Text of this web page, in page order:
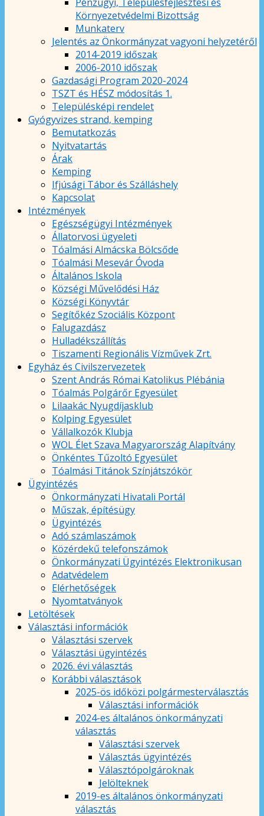
Környezetvédelmi Bizottság
Munkaterv
Jelentés az Önkormányzat vagyoni helyzetéről
2014-2019 időszak
2006-2010 időszak
Gazdasági Program 2020-2024
TSZT és HÉSZ módosítás 1.
Településképi rendelet
Gyógyvizes strand, kemping
Bemutatkozás
Nyitvatartás
Árak
Kemping
Ifjúsági Tábor és Szálláshely
Kapcsolat
Intézmények
Egészségügyi Intézmények
Állatorvosi ügyeleti
Tóalmási Almácska Bölcsőde
Tóalmási Mesevár Óvoda
Általános Iskola
Községi Művelődési Ház
Községi Könyvtár
Segítőkéz Szociális Központ
Falugazdász
Hulladékszállítás
Tiszamenti Regionális Vízművek Zrt.
Egyház és Civilszervezetek
Szent András Római Katolikus Plébánia
Tóalmás Polgárőr Egyesület
Lilaakác Nyugdíjasklub
Kolping Egyesület
Vállalkozók Klubja
WOL Élet Szava Magyarország Alapítvány
Önkéntes Tűzoltó Egyesület
Tóalmási Titánok Színjátszókör
Ügyintézés
Önkormányzati Hivatali Portál
Műszak, építésügy
Ügyintézés
Adó számlaszámok
Közérdekű telefonszámok
Önkormányzati Ügyintézés Elektronikusan
Adatvédelem
Elérhetőségek
Nyomtatványok
Letöltések
Választási információk
Választási szervek
Választási ügyintézés
2026. évi választás
Korábbi választások
2025-ös időközi polgármesterválasztás
Választási információk
2024-es általános önkormányzati
választás
Választási szervek
Választás ügyintézés
Választópolgároknak
Jelölteknek
2019-es általános önkormányzati
választás